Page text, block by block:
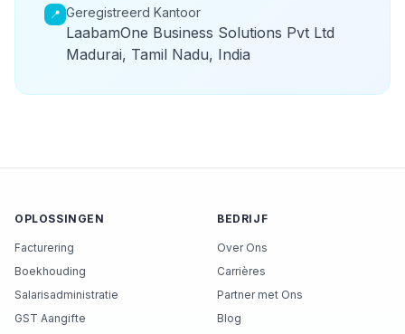
📍 Geregistreerd Kantoor
LaabamOne Business Solutions Pvt Ltd
Madurai, Tamil Nadu, India
OPLOSSINGEN
Facturering
Boekhouding
Salarisadministratie
GST Aangifte
BEDRIJF
Over Ons
Carrières
Partner met Ons
Blog